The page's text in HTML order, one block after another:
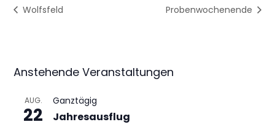
Wolfsfeld Probenwochenende
Anstehende Veranstaltungen
AUG.
22
Ganztägig
Jahresausflug